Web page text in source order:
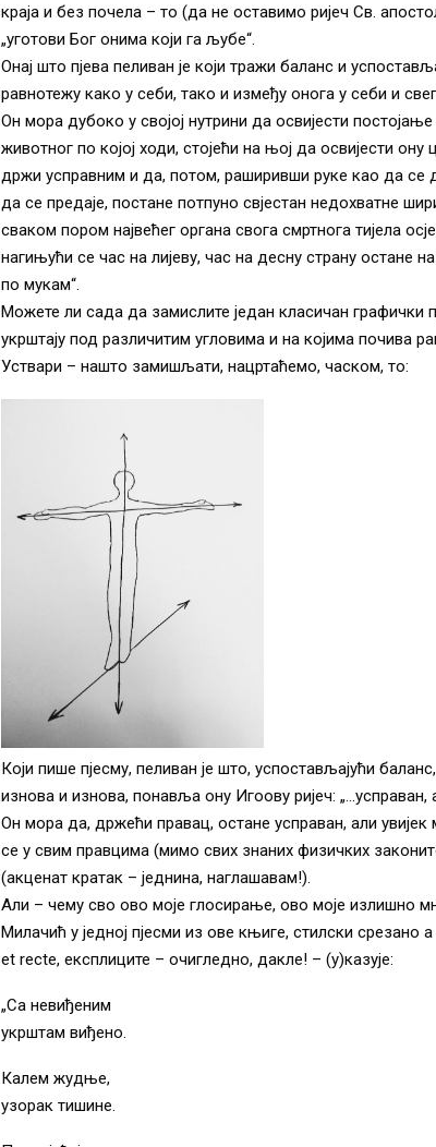
краја и без почела – то (да не оставимо ријеч Св.
„уготови Бог онима који га љубе“.
Онај што пјева пеливан је који тражи баланс и
равнотежу како у себи, тако и између онога у себи и
Он мора дубоко у својој нутрини да освијести
животног по којој ходи, стојећи на њој да освијести ону
држи усправним и да, потом, раширивши руке као да
да се предаје, постане потпуно свјестан недохватне
сваком пором највећег органа свога смртнога тијела
нагињући се час на лијеву, час на десну страну остане
по мукам“.
Можете ли сада да замислите један класичан графички
укрштају под различитим угловима и на којима почива
Уствари – нашто замишљати, нацртаћемо, часком, то:
Који пише пјесму, пеливан је што, успостављајући
изнова и изнова, понавља ону Игоову ријеч: „…усправан,
Он мора да, држећи правац, остане усправан, али увијек
се у свим правцима (мимо свих знаних физичких
(акценат кратак – једнина, наглашавам!).
Али – чему сво ово моје глосирање, ово моје излишно
Милачић у једној пјесми из ове књиге, стилски срезано
et recte, експлиците – очигледно, дакле! – (у)казује:
„Са невиђеним
укрштам виђено.
Калем жудње,
узорак тишине.